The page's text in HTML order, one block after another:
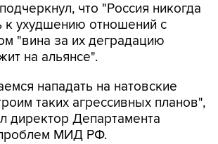
что "Россия никогда
к ухудшению отношений с
"вина за их деградацию
на альянсе".
нападать на натовские
таких агрессивных планов",
директор Департамента
МИД РФ.